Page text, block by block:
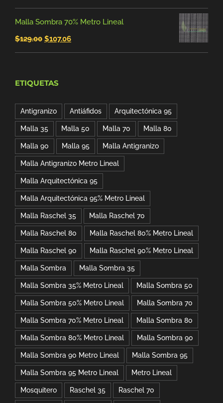
precio
original
era:
precio
Malla Sombra 70% Metro Lineal
$129.00 El
precio
$129.00.
$107.06El
precio
$107.06.
ETIQUETAS
Antigranizo Antiáfidos Arquitectónica 95
Malla 35 Malla 50 Malla 70 Malla 80
Malla 90 Malla 95 Malla Antigranizo
Malla Antigranizo Metro Lineal
Malla Arquitectónica 95
Malla Arquitectónica 95% Metro Lineal
Malla Raschel 35 Malla Raschel 70
Malla Raschel 80 Malla Raschel 80% Metro Lineal
Malla Raschel 90 Malla Raschel 90% Metro Lineal
Malla Sombra Malla Sombra 35
Malla Sombra 35% Metro Lineal Malla Sombra 50
Malla Sombra 50% Metro Lineal Malla Sombra 70
Malla Sombra 70% Metro Lineal Malla Sombra 80
Malla Sombra 80% Metro Lineal Malla Sombra 90
Malla Sombra 90 Metro Lineal Malla Sombra 95
Malla Sombra 95 Metro Lineal Metro Lineal
Mosquitero Raschel 35 Raschel 70